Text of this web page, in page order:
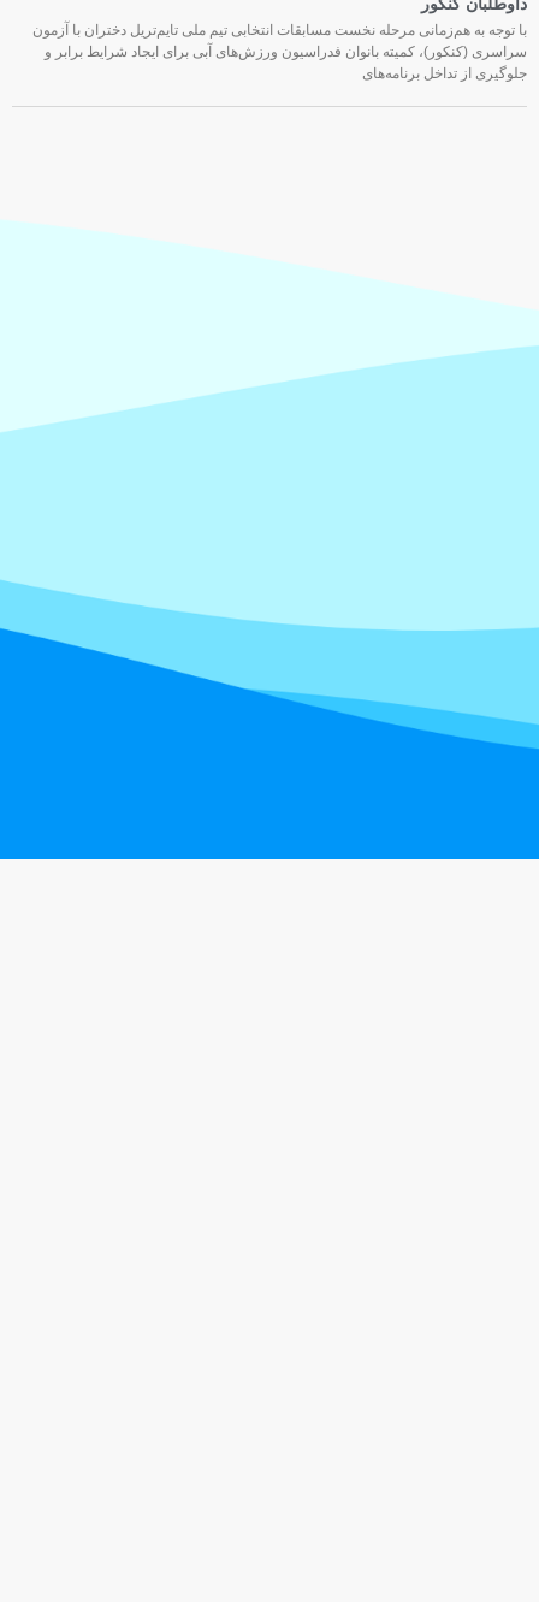
با توجه به هم‌زمانی مرحله نخست مسابقات انتخابی تیم ملی تایم‌تریل دختران با آزمون
سراسری (کنکور)، کمیته بانوان فدراسیون ورزش‌های آبی برای ایجاد شرایط برابر و
جلوگیری از تداخل برنامه‌های